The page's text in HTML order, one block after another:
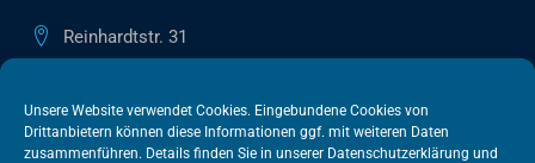
Unsere Website verwendet Cookies. Eingebundene Cookies von
Drittanbietern können diese Informationen ggf. mit weiteren Daten
zusammenführen. Details finden Sie in unserer Datenschutzerklärung und
Reinhardtstr. 31
+49 30 505615-38
berlin@vatm.de